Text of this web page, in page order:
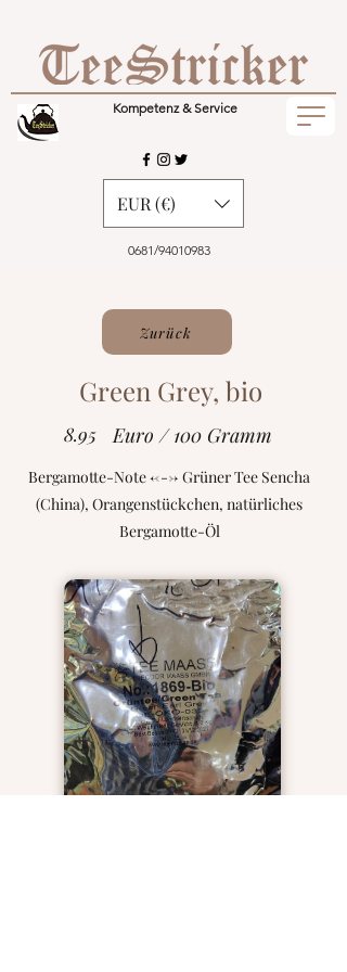
Kompetenz & Service
0681/94010983
EUR (€)
Zurück
Green Grey, bio
8.95 Euro / 100 Gramm
Bergamotte-Note <---> Grüner Tee Sencha
(China), Orangenstückchen, natürliches
Bergamotte-Öl